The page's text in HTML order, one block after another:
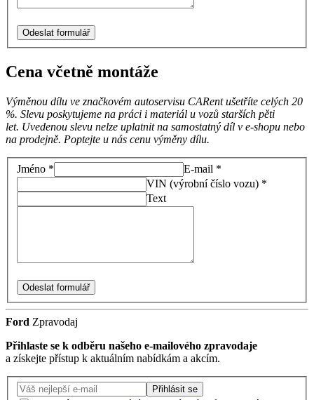
Odeslat formulář
Cena včetně montáže
Výměnou dílu ve značkovém autoservisu CARent ušetříte celých 20
%. Slevu poskytujeme na práci i materiál u vozů starších pěti
let. Uvedenou slevu nelze uplatnit na samostatný díl v e-shopu nebo
na prodejně. Poptejte u nás cenu výměny dílu.
Jméno *
E-mail *
VIN (výrobní číslo vozu) *
Text
Odeslat formulář
Ford Zpravodaj
Přihlaste se k odběru našeho e-mailového zpravodaje
a získejte přístup k aktuálním nabídkám a akcím.
Přihlásit se